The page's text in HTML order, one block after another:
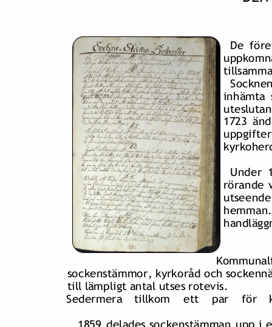
De
inhämta
1723
Under
rörande
sockenstämmor, kyrkoråd och
till lämpligt antal utses rotevis.
Sedermera tillkom ett par för
1859 delades sockenstämman upp i